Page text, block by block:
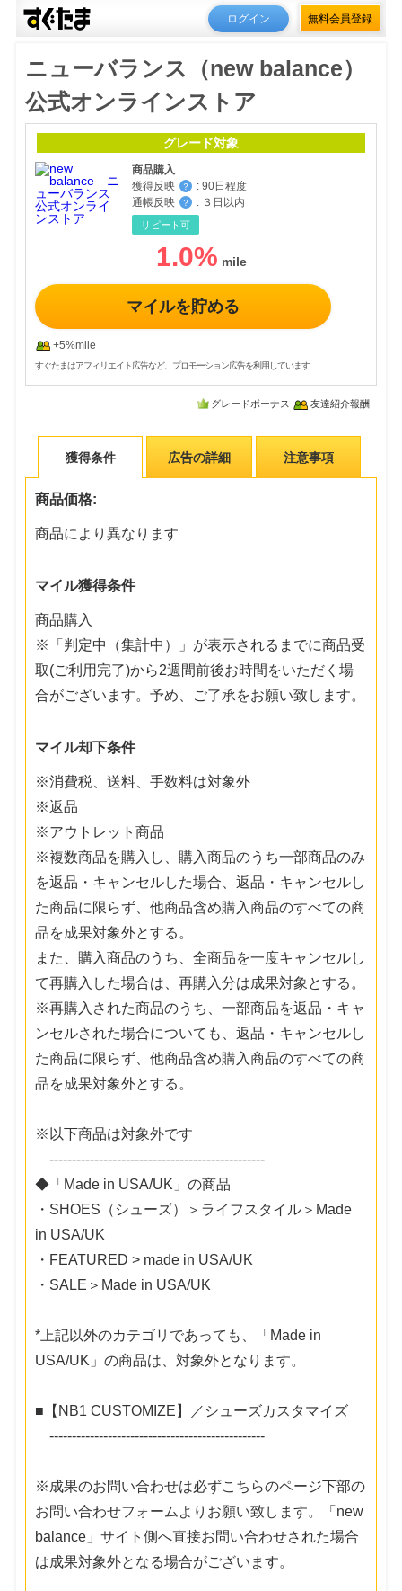
ログイン 無料会員登録
ニューバランス（new balance）
公式オンラインストア
グレード対象
商品購入
獲得反映
？ : 90日程度
通帳反映
？ : ３日以内
リピート可
1.0%
マイルを貯める
+5%mile
すぐたまはアフィリエイト広告など、プロモーション広告を利用しています
グレードボーナス 友達紹介報酬
獲得条件 広告の詳細 注意事項
商品価格:
商品により異なります
マイル獲得条件
商品購入
※「判定中（集計中）」が表示されるまでに商品受
取(ご利用完了)から2週間前後お時間をいただく場
合がございます。予め、ご了承をお願い致します。
マイル却下条件
※消費税、送料、手数料は対象外
※返品
※アウトレット商品
※複数商品を購入し、購入商品のうち一部商品のみ
を返品・キャンセルした場合、返品・キャンセルし
た商品に限らず、他商品含め購入商品のすべての商
品を成果対象外とする。
また、購入商品のうち、全商品を一度キャンセルし
て再購入した場合は、再購入分は成果対象とする。
※再購入された商品のうち、一部商品を返品・キャ
ンセルされた場合についても、返品・キャンセルし
た商品に限らず、他商品含め購入商品のすべての商
品を成果対象外とする。
※以下商品は対象外です
------------------------------------------------
◆「Made in USA/UK」の商品
・SHOES（シューズ）＞ライフスタイル＞Made
in USA/UK
・FEATURED > made in USA/UK
・SALE＞Made in USA/UK
*上記以外のカテゴリであっても、「Made in
USA/UK」の商品は、対象外となります。
■【NB1 CUSTOMIZE】／シューズカスタマイズ
------------------------------------------------
※成果のお問い合わせは必ずこちらのページ下部の
お問い合わせフォームよりお願い致します。「new
balance」サイト側へ直接お問い合わせされた場合
は成果対象外となる場合がございます。